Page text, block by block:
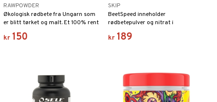
RAWPOWDER
Økologisk rødbete fra Ungarn som
er blitt tørket og malt. Et 100% rent
naturprodukt.
kr 150
SKIP
BeetSpeed inneholder
rødbetepulver og nitrat i
kapselform.
kr 189